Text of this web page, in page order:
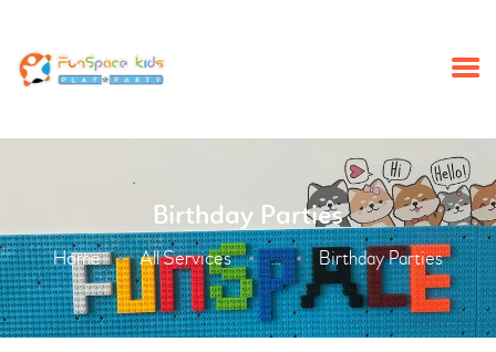
Birthday Parties
Home All Services ... Birthday Parties
HOME
SUMMERCAMP
BIRTHDAY PARTY
ABOUT
SCHOOL TRIP